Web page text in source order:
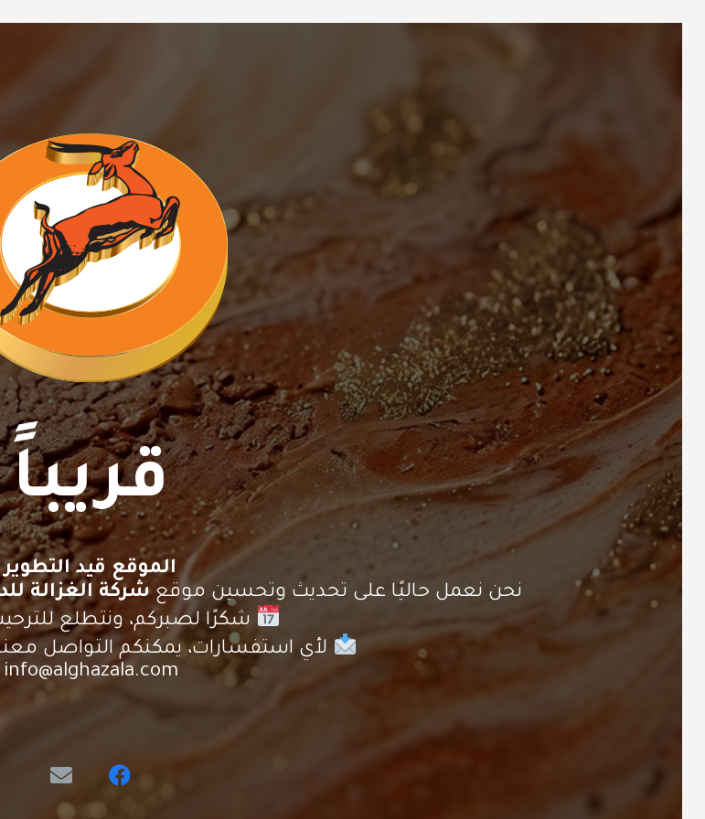
قريباً
الموقع قيد التطوير
نحن نعمل حاليًا على تحديث وتحسين موقعشركة الغزالة
شكرًا لصبركم، ونتطلع
لأي استفسارات، يمكنكم التواصل معنا
info@alghazala.com